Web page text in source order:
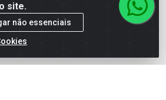
site.
não essenciais
LTDA - Avenida Doutor Jorge
da Aldeia - Manhuaçu / MG - CEP
CNPJ 25.310.749/0001-66